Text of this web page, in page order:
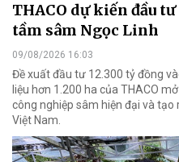
THACO dự kiến đầu
tầm sâm Ngọc Linh
09/08/2026 16:03
Đề xuất đầu tư 12.300 tỷ đồng
liệu hơn 1.200 ha của THACO
công nghiệp sâm hiện đại và
Việt Nam.